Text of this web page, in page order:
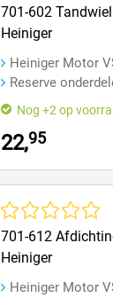
701-602
Heiniger
Heiniger Motor
Reserve
Nog +2 op
22,95
Gemiddelde
701-612
Heiniger
Heiniger Motor